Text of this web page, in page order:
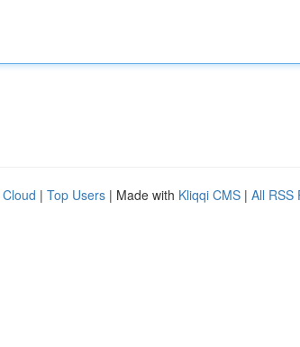
| Top Users | Made with Kliqqi CMS | All RSS